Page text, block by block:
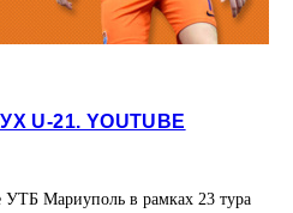
U-21. YOUTUBE
УТБ Мариуполь в рамках 23 тура